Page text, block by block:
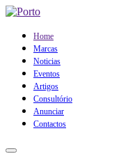
Home
Marcas
Noticias
Eventos
Artigos
Consultório
Anunciar
Contactos